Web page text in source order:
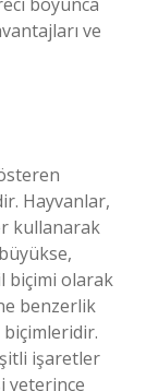
ve
Hayvanlar,
kullanarak
biçimi olarak
benzerlik
işaretler
yeterince